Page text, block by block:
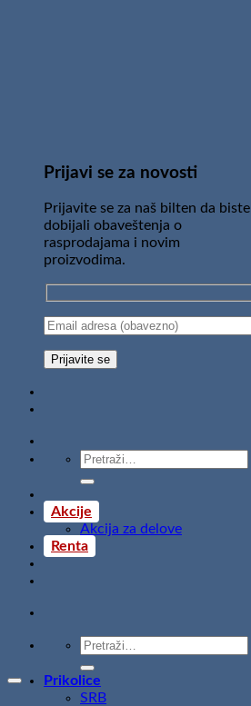
Prijavi se za novosti
Prijavite se za naš bilten da biste
dobijali obaveštenja o
rasprodajama i novim
proizvodima.
Pretraži:
Akcije
Akcija za delove
Renta
Pretraži:
Prikolice
SRB